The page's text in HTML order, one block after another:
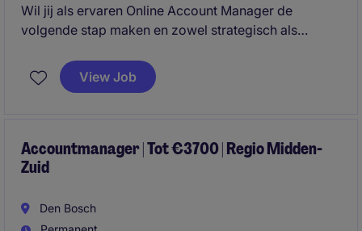
Wil jij als ervaren Online Account Manager de
volgende stap maken en zowel strategisch als
sterk consumentenmerk binnen Europa? Voor
Smartwares Group zijn wij op zoek naar een Online
View Job
Accountmanager | Tot €3700 | Regio Midden-
Zuid
Den Bosch